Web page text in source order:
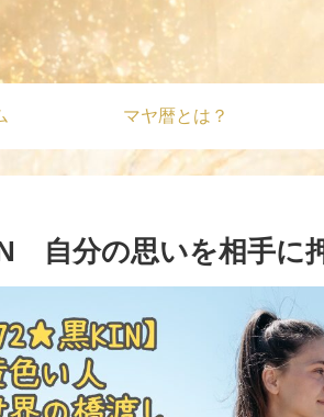
マヤ暦とは？
分の思いを相手に